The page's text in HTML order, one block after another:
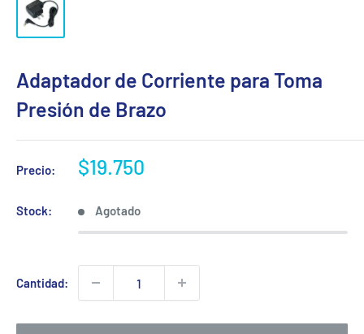
Adaptador de Corriente para Toma
Presión de Brazo
Precio:
Precio
venta
$19.750
Stock: Agotado
Cantidad: